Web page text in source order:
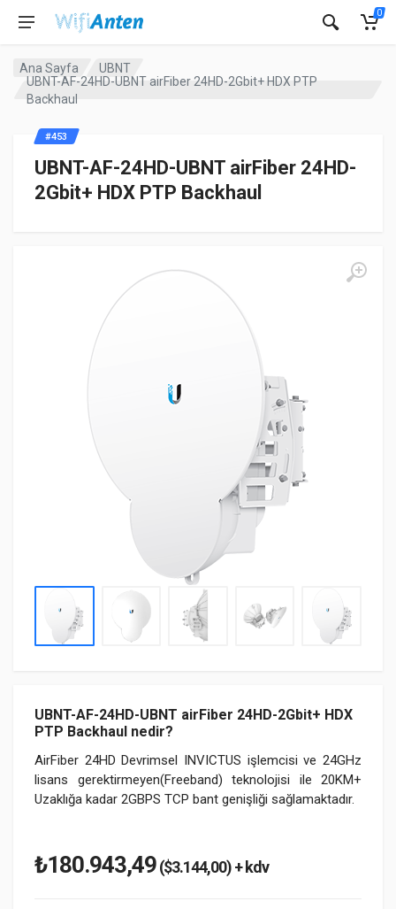
0
Ana Sayfa
UBNT
UBNT-AF-24HD-UBNT airFiber 24HD-2Gbit+ HDX PTP
Backhaul
UBNT-AF-24HD-UBNT airFiber 24HD-
2Gbit+ HDX PTP Backhaul
UBNT-AF-24HD-UBNT airFiber 24HD-2Gbit+ HDX
PTP Backhaul nedir?
AirFiber 24HD Devrimsel INVICTUS işlemcisi ve 24GHz
lisans gerektirmeyen(Freeband) teknolojisi ile 20KM+
Uzaklığa kadar 2GBPS TCP bant genişliği sağlamaktadır.
#453
₺180.943,49($3.144,00) + kdv